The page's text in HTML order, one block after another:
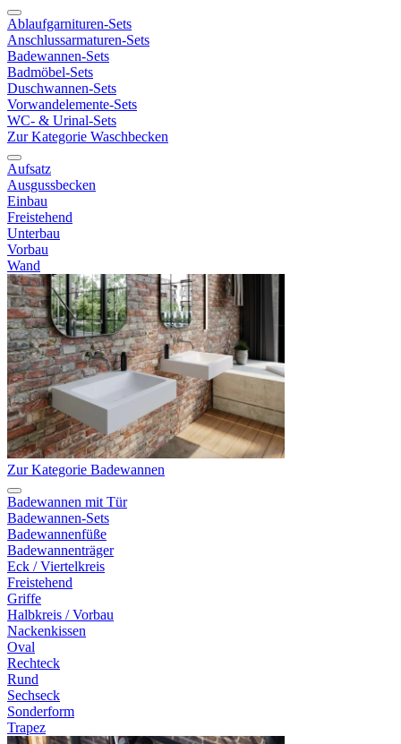
Ablaufgarnituren-Sets
Anschlussarmaturen-Sets
Badewannen-Sets
Badmöbel-Sets
Duschwannen-Sets
Vorwandelemente-Sets
WC- & Urinal-Sets
Zur Kategorie Waschbecken
Aufsatz
Ausgussbecken
Einbau
Freistehend
Unterbau
Vorbau
Wand
Zur Kategorie Badewannen
Badewannen mit Tür
Badewannen-Sets
Badewannenfüße
Badewannenträger
Eck / Viertelkreis
Freistehend
Griffe
Halbkreis / Vorbau
Nackenkissen
Oval
Rechteck
Rund
Sechseck
Sonderform
Trapez